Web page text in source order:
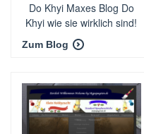
Do Khyi Maxes Blog Do
Khyi wie sie wirklich sind!
Zum Blog